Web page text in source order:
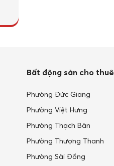
Bất động sản cho thuê
Phường Đức Giang
Phường Việt Hưng
Phường Thạch Bàn
Phường Thượng Thanh
Phường Sài Đồng